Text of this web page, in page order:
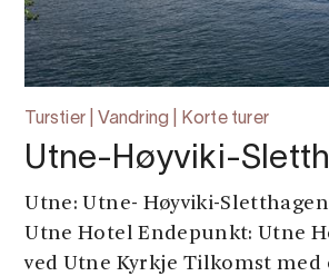
Turstier | Vandring | Korte turer
Utne-Høyviki-
Utne: Utne- Høyviki-
Utne Hotel Endepunkt: Utne
ved Utne Kyrkje Tilkomst